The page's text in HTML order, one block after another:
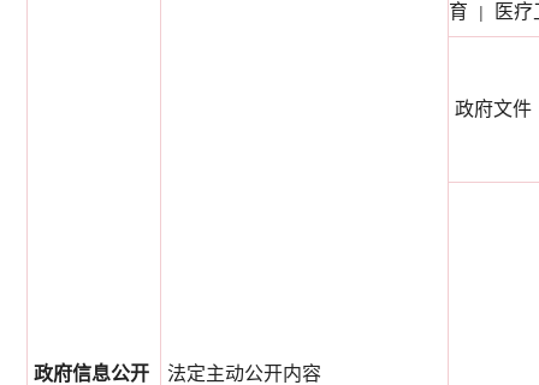
政府信息公开 法定主动公开内容
育 | 医疗
政府文件